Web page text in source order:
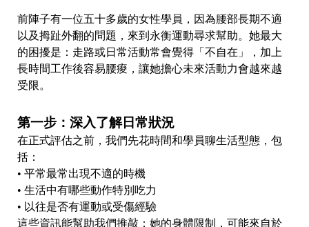
前陣子有一位五十多歲的女性學員，因為腰部長期不適
以及拇趾外翻的問題，來到永衡運動尋求幫助。她最大
的困擾是：走路或日常活動常會覺得「不自在」，加上
長時間工作後容易腰痠，讓她擔心未來活動力會越來越
受限。
第一步：深入了解日常狀況
在正式評估之前，我們先花時間和學員聊生活型態，包
括：
• 平常最常出現不適的時機
• 生活中有哪些動作特別吃力
• 以往是否有運動或受傷經驗
這些資訊能幫助我們推敲：她的身體限制，可能來自於